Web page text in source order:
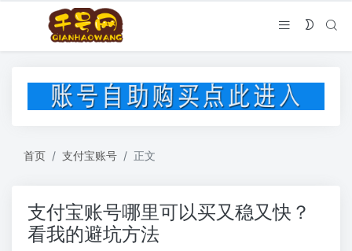
首页 支付宝账号 正文
支付宝账号哪里可以买又稳又快？
看我的避坑方法